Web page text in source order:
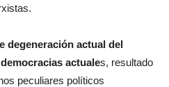
degeneración actual del
actuales, resultado
peculiares políticos